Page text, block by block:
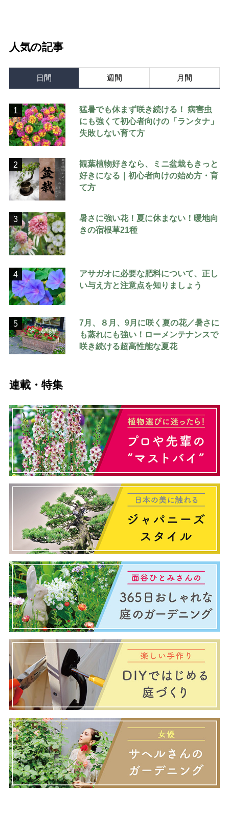
人気の記事
日間 週間 月間
1
猛暑でも休まず咲き続ける！ 病害虫
にも強くて初心者向けの「ランタナ」
失敗しない育て方
2
観葉植物好きなら、ミニ盆栽もきっと
好きになる｜初心者向けの始め方・育
て方
3
暑さに強い花！夏に休まない！暖地向
きの宿根草21種
4
アサガオに必要な肥料について、正し
い与え方と注意点を知りましょう
5
7月、８月、9月に咲く夏の花／暑さに
も蒸れにも強い！ローメンテナンスで
咲き続ける超高性能な夏花
連載・特集